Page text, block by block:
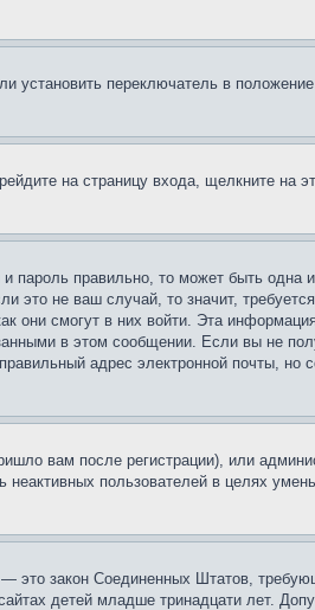
переключатель в
на страницу входа, щелкните на
правильно, то может быть
не ваш случай, то значит,
они смогут в них войти. Эта
в этом сообщении. Если вы не
адрес электронной почты, но
вам после регистрации), или
пользователей в целях
это закон Соединенных Штатов,
детей младше тринадцати лет.